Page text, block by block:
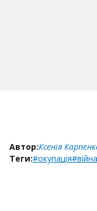
Автор:Ксенія
Теги:#окупація